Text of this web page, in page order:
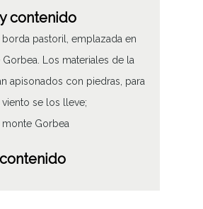
contenido
borda pastoril, emplazada en
Gorbea. Los materiales de la
apisonados con piedras, para
se los lleve;
Gorbea